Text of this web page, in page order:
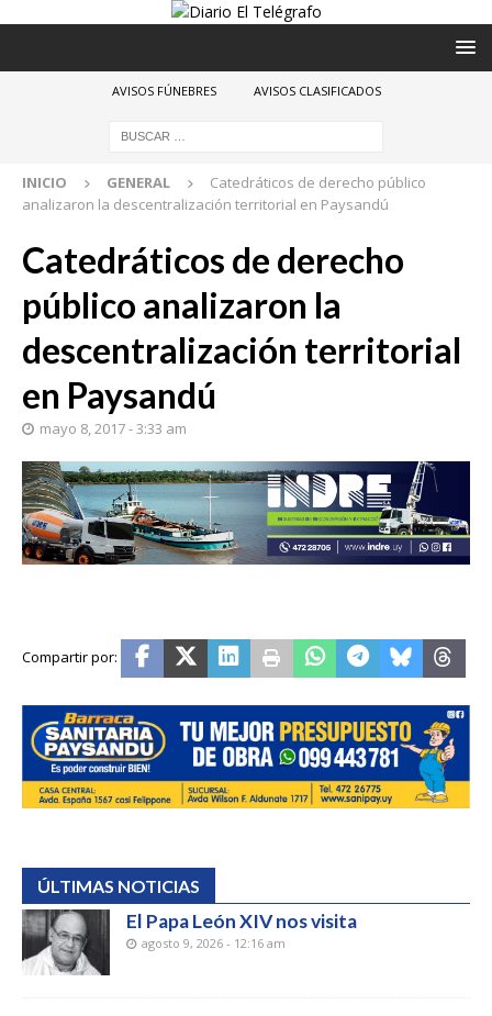
AVISOS FÚNEBRES AVISOS CLASIFICADOS
INICIO GENERAL
Catedráticos de derecho público
analizaron la descentralización territorial en Paysandú
Catedráticos de derecho
público analizaron la
descentralización territorial
en Paysandú
mayo 8, 2017 - 3:33 am
ÚLTIMAS NOTICIAS
El Papa León XIV nos visita
agosto 9, 2026 - 12:16 am